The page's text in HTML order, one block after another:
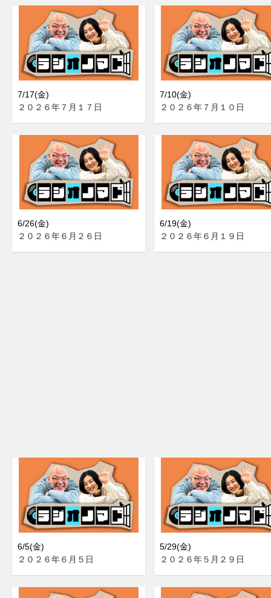
7/17(金)
２０２６年７月１７日
7/10(金)
２０２６年７月１０日
6/26(金)
２０２６年６月２６日
6/19(金)
２０２６年６月１９日
6/5(金)
２０２６年６月５日
5/29(金)
２０２６年５月２９日